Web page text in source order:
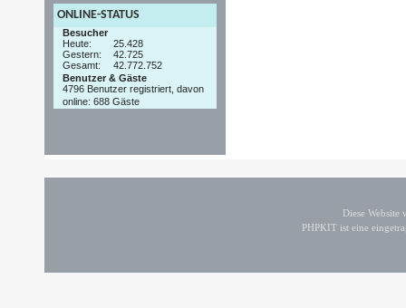
ONLINE-STATUS
Besucher
Heute:
25.428
Gestern:
42.725
Gesamt:
42.772.752
Benutzer & Gäste
4796 Benutzer registriert, davon
online: 688 Gäste
Diese
PHPKIT ist eine